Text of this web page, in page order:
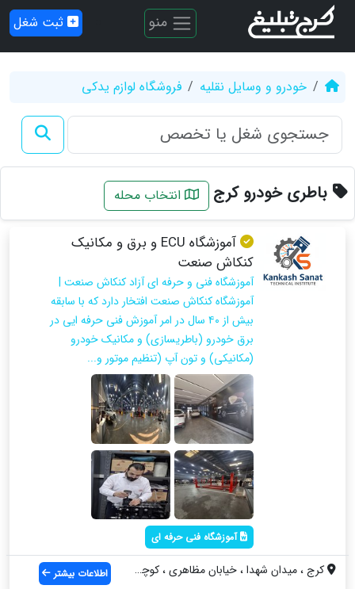
منو ثبت شغل
خودرو و وسایل نقلیه فروشگاه لوازم یدکی
باطری خودرو کرج انتخاب محله
آموزشگاه ECU و برق و مکانیک
کنکاش صنعت
آموزشگاه فنی و حرفه ای آزاد کنکاش صنعت |
آموزشگاه کنکاش صنعت افتخار دارد که با سابقه
بیش از ۴۰ سال در امر آموزش فنی حرفه ایی در
برق خودرو (باطریسازی) و مکانیک خودرو
(مکانیکی) و تون آپ (تنظیم موتور و...
آموزشگاه فنی حرفه ای
کرج ، میدان شهدا ، خیابان مظاهری ، کوچه ... اطلاعات بیشتر